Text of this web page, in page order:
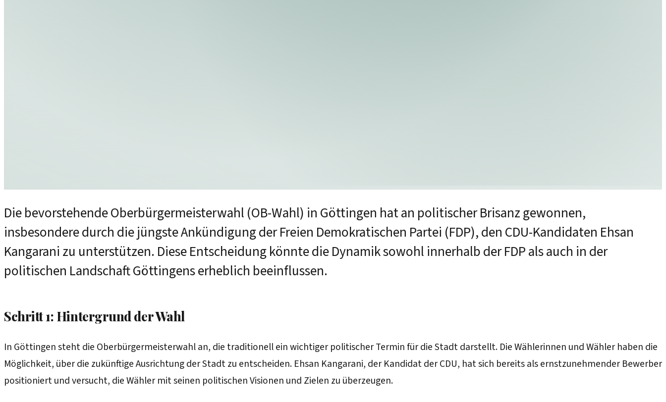
Die bevorstehende Oberbürgermeisterwahl (OB-Wahl) in Göttingen hat an politischer Brisanz gewonnen,
insbesondere durch die jüngste Ankündigung der Freien Demokratischen Partei (FDP), den CDU-Kandidaten Ehsan
Kangarani zu unterstützen. Diese Entscheidung könnte die Dynamik sowohl innerhalb der FDP als auch in der
politischen Landschaft Göttingens erheblich beeinflussen.
Schritt 1: Hintergrund der Wahl
In Göttingen steht die Oberbürgermeisterwahl an, die traditionell ein wichtiger politischer Termin für die Stadt darstellt. Die Wählerinnen und Wähler haben die
Möglichkeit, über die zukünftige Ausrichtung der Stadt zu entscheiden. Ehsan Kangarani, der Kandidat der CDU, hat sich bereits als ernstzunehmender Bewerber
positioniert und versucht, die Wähler mit seinen politischen Visionen und Zielen zu überzeugen.